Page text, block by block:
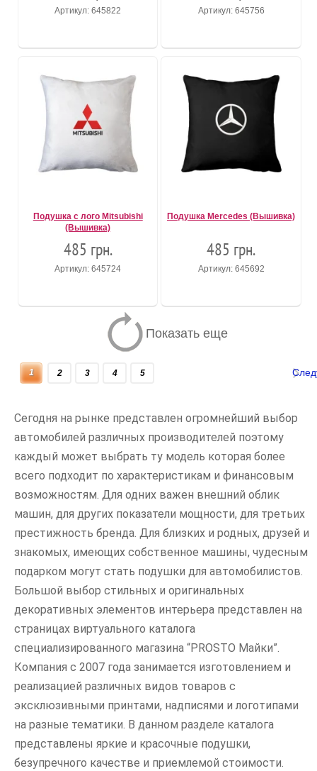
Артикул: 645822 Артикул: 645756
Подушка с лого Mitsubishi
(Вышивка)
485 грн.
Артикул: 645724
Подушка Mercedes (Вышивка)
485 грн.
Артикул: 645692
Показать еще
1 2 3 4 5
Сегодня на рынке представлен огромнейший выбор
автомобилей различных производителей поэтому
каждый может выбрать ту модель которая более
всего подходит по характеристикам и финансовым
возможностям. Для одних важен внешний облик
машин, для других показатели мощности, для третьих
престижность бренда. Для близких и родных, друзей и
знакомых, имеющих собственное машины, чудесным
подарком могут стать подушки для автомобилистов.
Большой выбор стильных и оригинальных
декоративных элементов интерьера представлен на
страницах виртуального каталога
специализированного магазина “PROSTO Майки”.
Компания с 2007 года занимается изготовлением и
реализацией различных видов товаров с
эксклюзивными принтами, надписями и логотипами
на разные тематики. В данном разделе каталога
представлены яркие и красочные подушки,
безупречного качестве и приемлемой стоимости.